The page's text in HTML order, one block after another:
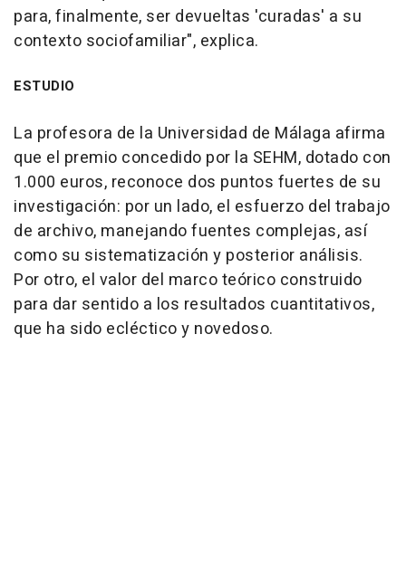
para, finalmente, ser devueltas 'curadas' a su
contexto sociofamiliar", explica.
ESTUDIO
La profesora de la Universidad de Málaga afirma
que el premio concedido por la SEHM, dotado con
1.000 euros, reconoce dos puntos fuertes de su
investigación: por un lado, el esfuerzo del trabajo
de archivo, manejando fuentes complejas, así
como su sistematización y posterior análisis.
Por otro, el valor del marco teórico construido
para dar sentido a los resultados cuantitativos,
que ha sido ecléctico y novedoso.